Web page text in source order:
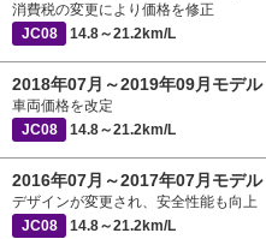
消費税の変更により価格を修正
JC08
14.8～21.2km/L
2018年07月～2019年09月モデル
車両価格を改定
JC08
14.8～21.2km/L
2016年07月～2017年07月モデル
デザインが変更され、安全性能も向上
JC08
14.8～21.2km/L